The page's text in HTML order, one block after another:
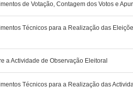
de Votação, Contagem dos Votos e
Técnicos para a Realização das
a Actividade de Observação Eleitoral
Técnicos para a Realização das